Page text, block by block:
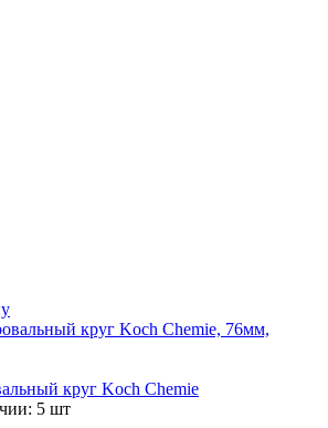
круг Koch Chemie
5 шт